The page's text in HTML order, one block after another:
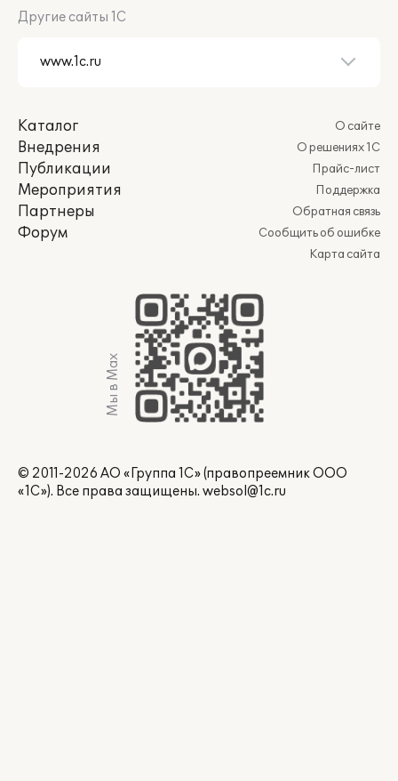
Другие сайты 1С
Каталог
Внедрения
Публикации
Мероприятия
Партнеры
Форум
О сайте
О решениях 1С
Прайс-лист
Поддержка
Обратная связь
Сообщить об ошибке
Карта сайта
Мы в Max
© 2011-2026 АО «Группа 1С» (правопреемник ООО
«1С»). Все права защищены. websol@1c.ru